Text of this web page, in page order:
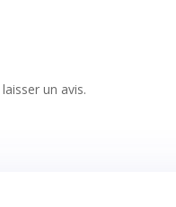
un avis.